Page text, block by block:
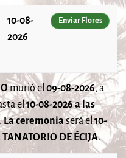
10-08-
2026
Enviar Flores
murió el 09-08-2026, a
el10-08-2026 a las
La ceremoniaserá el10-
DE ÉCIJA.